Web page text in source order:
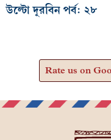
উল্টো দূরবিন পর্ব: ২৮
Rate us on